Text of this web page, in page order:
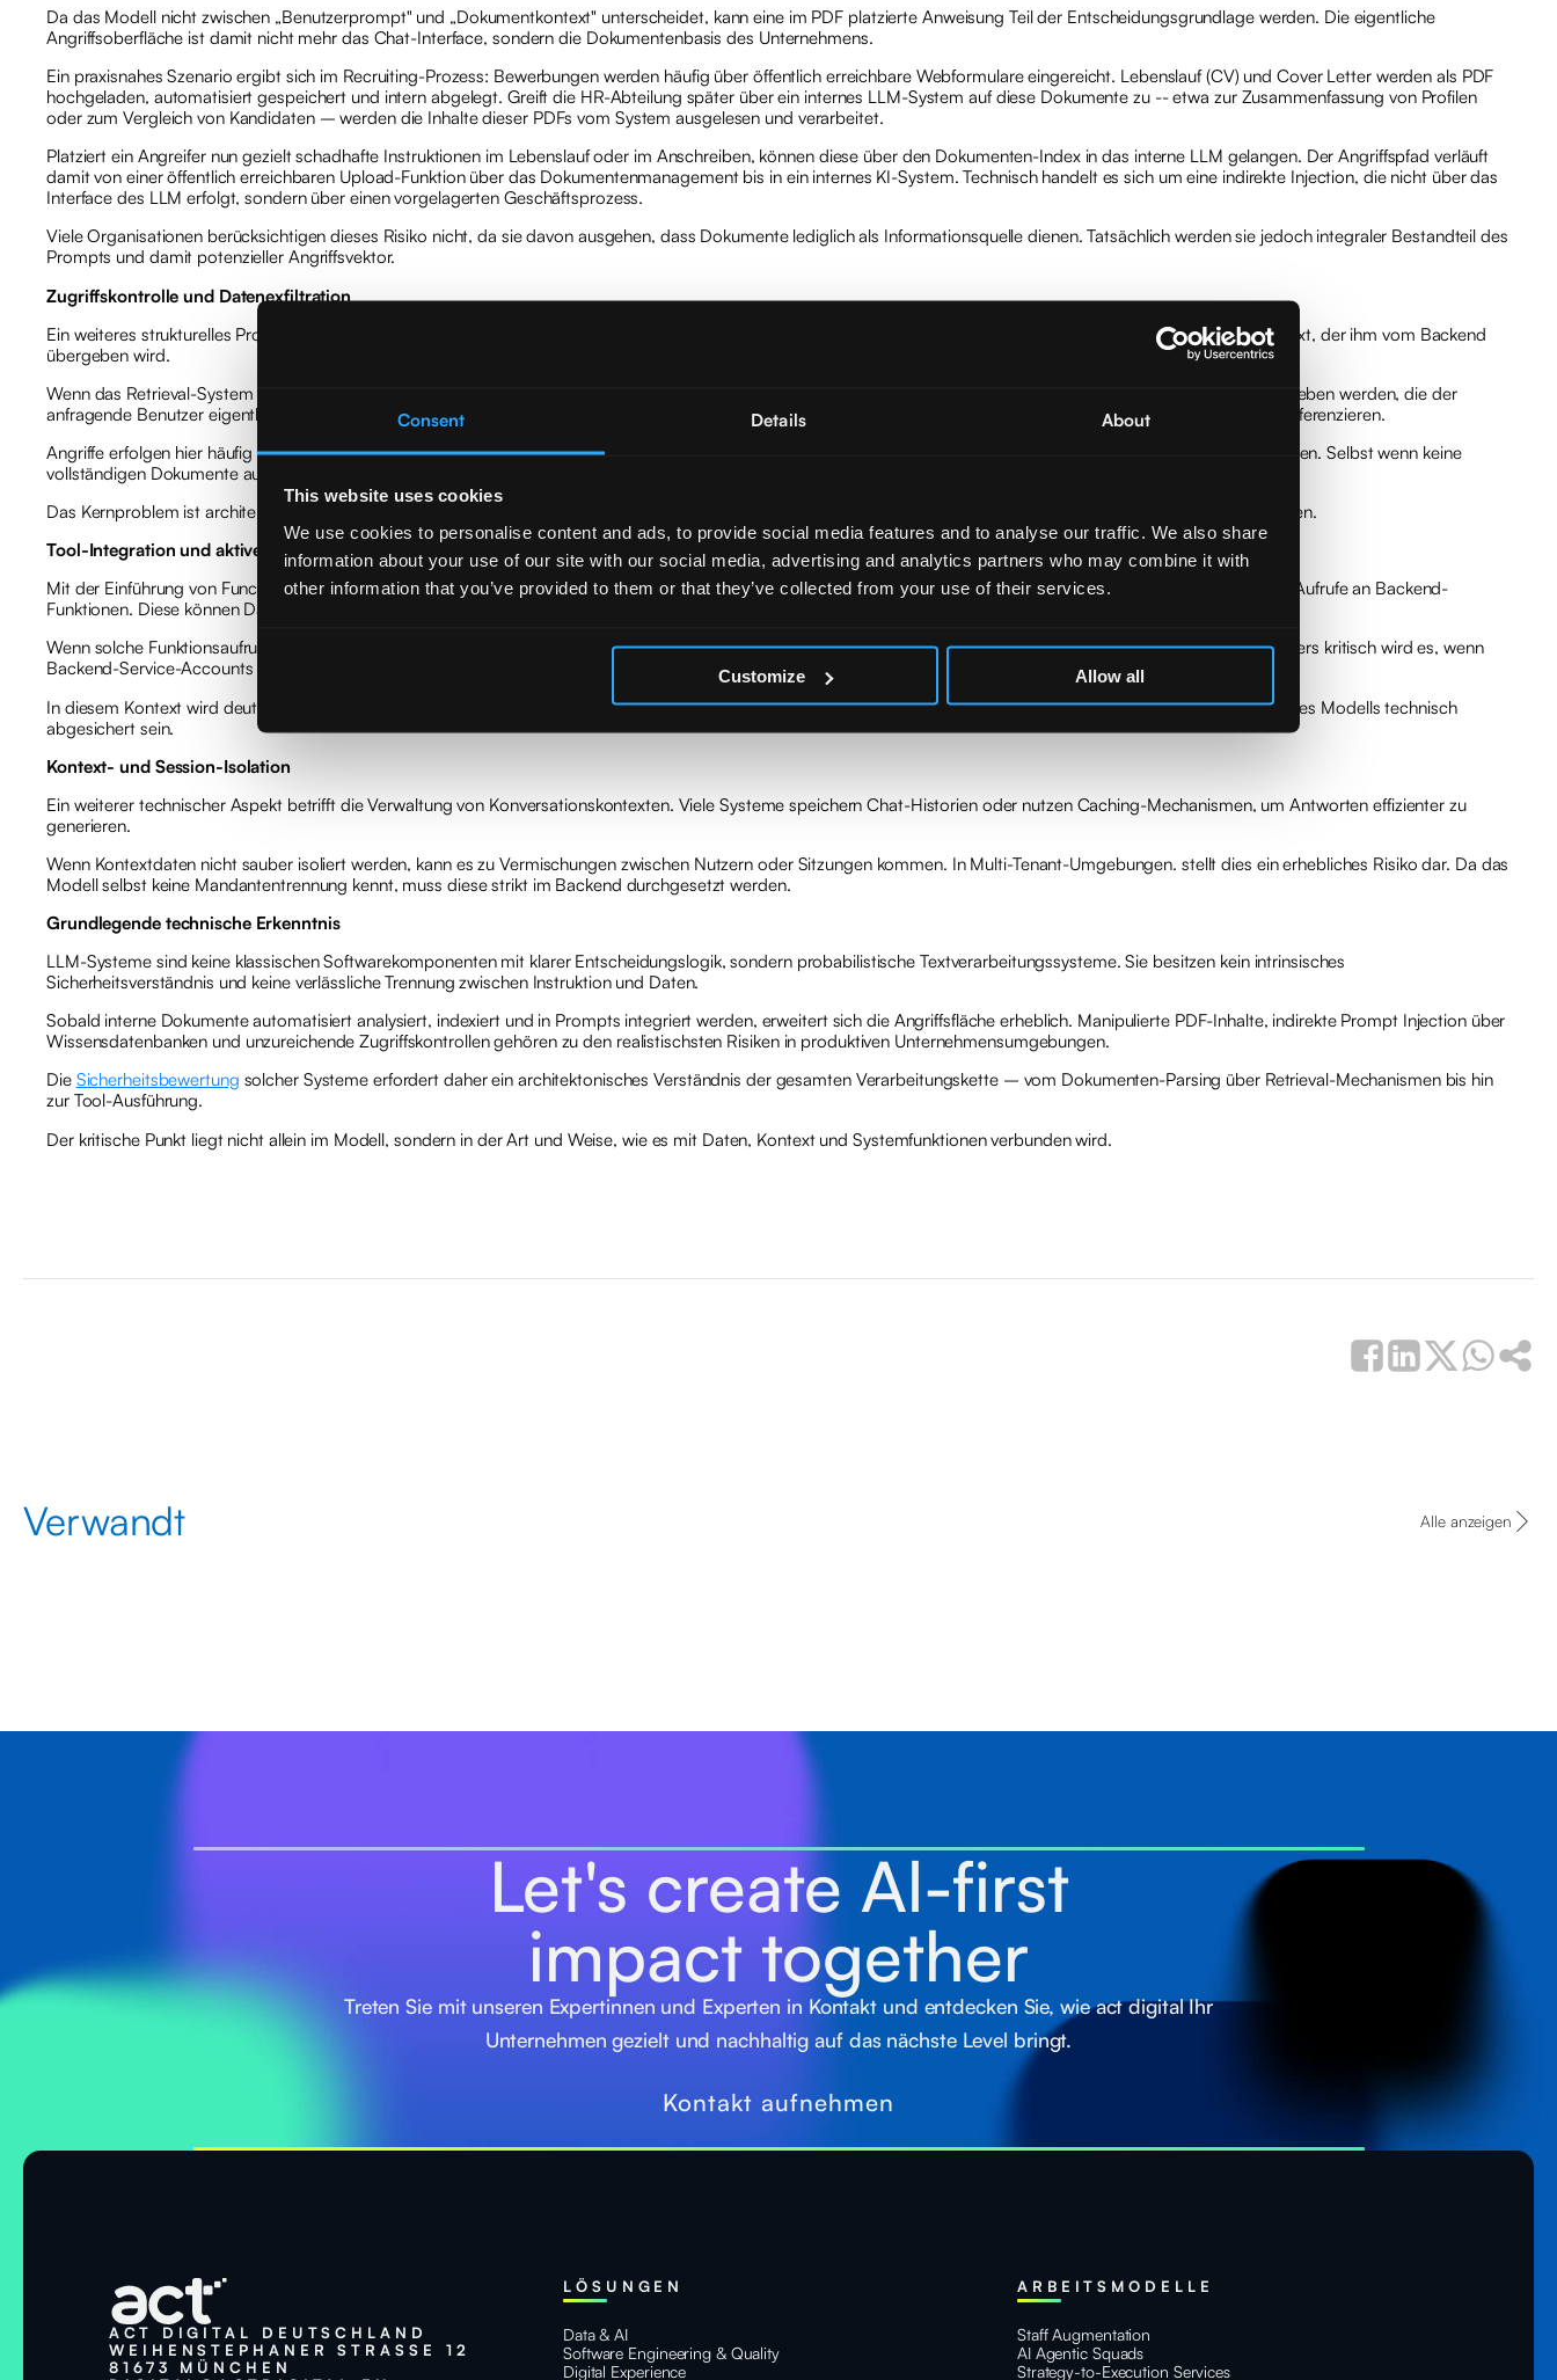
Consent Details About
This website uses cookies
We use cookies to personalise content and ads, to provide social media features and to analyse our traffic. We also share
information about your use of our site with our social media, advertising and analytics partners who may combine it with
other information that you’ve provided to them or that they’ve collected from your use of their services.
Customize Allow all
Da das Modell nicht zwischen „Benutzerprompt" und „Dokumentkontext" unterscheidet, kann eine im PDF platzierte Anweisung Teil der Entscheidungsgrundlage werden. Die eigentliche
Angriffsoberfläche ist damit nicht mehr das Chat-Interface, sondern die Dokumentenbasis des Unternehmens.
Ein praxisnahes Szenario ergibt sich im Recruiting-Prozess: Bewerbungen werden häufig über öffentlich erreichbare Webformulare eingereicht. Lebenslauf (CV) und Cover Letter werden als PDF
hochgeladen, automatisiert gespeichert und intern abgelegt. Greift die HR-Abteilung später über ein internes LLM-System auf diese Dokumente zu -- etwa zur Zusammenfassung von Profilen
oder zum Vergleich von Kandidaten – werden die Inhalte dieser PDFs vom System ausgelesen und verarbeitet.
Platziert ein Angreifer nun gezielt schadhafte Instruktionen im Lebenslauf oder im Anschreiben, können diese über den Dokumenten-Index in das interne LLM gelangen. Der Angriffspfad verläuft
damit von einer öffentlich erreichbaren Upload-Funktion über das Dokumentenmanagement bis in ein internes KI-System. Technisch handelt es sich um eine indirekte Injection, die nicht über das
Interface des LLM erfolgt, sondern über einen vorgelagerten Geschäftsprozess.
Viele Organisationen berücksichtigen dieses Risiko nicht, da sie davon ausgehen, dass Dokumente lediglich als Informationsquelle dienen. Tatsächlich werden sie jedoch integraler Bestandteil des
Prompts und damit potenzieller Angriffsvektor.
Zugriffskontrolle und Datenexfiltration
Ein weiteres strukturelles Problem interner LLM-Systeme liegt in der Zugriffskontrolle. Das Modell selbst kennt keine Berechtigungen. Es verarbeitet lediglich den Kontext, der ihm vom Backend
übergeben wird.
Wenn das Retrieval-System Dokumente abruft, ohne eine saubere Dokument-Level-Access-Control durchzusetzen, kann es passieren, dass dem Modell Inhalte übergeben werden, die der
anfragende Benutzer eigentlich nicht sehen dürfte. Das Modell wird diese Inhalte dann unter Umständen in seiner Antwort verwenden oder zumindest indirekt darauf referenzieren.
Angriffe erfolgen hier häufig iterativ. Durch geschicktes Nachfragen, Umformulierungen oder Kontextverschiebungen lassen sich Informationen schrittweise rekonstruieren. Selbst wenn keine
vollständigen Dokumente ausgegeben werden, können Fragmente oder Zusammenfassungen sensible Inhalte preisgeben.
Das Kernproblem ist architektonisch: Sicherheitslogik darf nicht dem Modell überlassen werden, sondern muss vor der Kontextgenerierung technisch erzwungen werden.
Tool-Integration und aktive Systemeingriffe
Mit der Einführung von Function Calling oder Tool-Integrationen verschiebt sich das Risikoprofil weiter. Das Modell generiert nicht mehr nur Text, sondern strukturierte Aufrufe an Backend-
Funktionen. Diese können Datenbankoperationen ausführen, Tickets erstellen oder externe APIs ansprechen.
Wenn solche Funktionsaufrufe nicht strikt validiert und serverseitig autorisiert werden, kann ein Angreifer über manipulierte Prompts indirekt Aktionen auslösen. Besonders kritisch wird es, wenn
Backend-Service-Accounts über weitreichende Rechte verfügen und das Modell als Vermittler agiert.
In diesem Kontext wird deutlich: Ein LLM ist kein sicherheitsbewusster Akteur. Es folgt statistischen Mustern. Jede sicherheitsrelevante Entscheidung muss außerhalb des Modells technisch
abgesichert sein.
Kontext- und Session-Isolation
Ein weiterer technischer Aspekt betrifft die Verwaltung von Konversationskontexten. Viele Systeme speichern Chat-Historien oder nutzen Caching-Mechanismen, um Antworten effizienter zu
generieren.
Wenn Kontextdaten nicht sauber isoliert werden, kann es zu Vermischungen zwischen Nutzern oder Sitzungen kommen. In Multi-Tenant-Umgebungen. stellt dies ein erhebliches Risiko dar. Da das
Modell selbst keine Mandantentrennung kennt, muss diese strikt im Backend durchgesetzt werden.
Grundlegende technische Erkenntnis
LLM-Systeme sind keine klassischen Softwarekomponenten mit klarer Entscheidungslogik, sondern probabilistische Textverarbeitungssysteme. Sie besitzen kein intrinsisches
Sicherheitsverständnis und keine verlässliche Trennung zwischen Instruktion und Daten.
Sobald interne Dokumente automatisiert analysiert, indexiert und in Prompts integriert werden, erweitert sich die Angriffsfläche erheblich. Manipulierte PDF-Inhalte, indirekte Prompt Injection über
Wissensdatenbanken und unzureichende Zugriffskontrollen gehören zu den realistischsten Risiken in produktiven Unternehmensumgebungen.
Die Sicherheitsbewertung solcher Systeme erfordert daher ein architektonisches Verständnis der gesamten Verarbeitungskette – vom Dokumenten-Parsing über Retrieval-Mechanismen bis hin
zur Tool-Ausführung.
Der kritische Punkt liegt nicht allein im Modell, sondern in der Art und Weise, wie es mit Daten, Kontext und Systemfunktionen verbunden wird.
Verwandt Alle anzeigen
Let's create Al-first
impact together
Treten Sie mit unseren Expertinnen und Experten in Kontakt und entdecken Sie, wie act digital Ihr
Unternehmen gezielt und nachhaltig auf das nächste Level bringt.
Kontakt aufnehmen
ACT DIGITAL DEUTSCHLAND
WEIHENSTEPHANER STRASSE 12
81673 MÜNCHEN
LÖSUNGEN
Data & AI
Software Engineering & Quality
Digital Experience
ARBEITSMODELLE
Staff Augmentation
AI Agentic Squads
Strategy-to-Execution Services